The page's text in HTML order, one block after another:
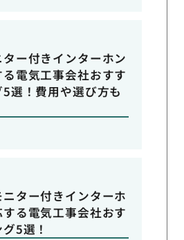
ー付きインターホン
電気工事会社おすす
選！費用や選び方も
ター付きインターホ
る電気工事会社おす
5選！